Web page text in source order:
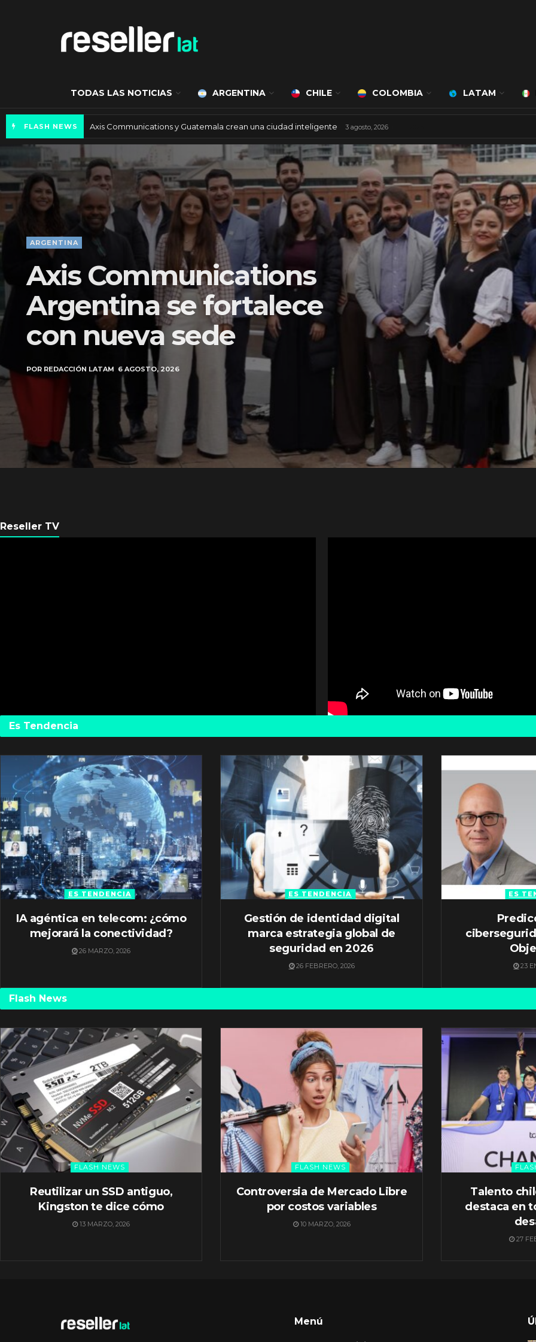
TODAS LAS NOTICIAS ARGENTINA CHILE COLOMBIA LATAM
FLASH NEWS Axis Communications y Guatemala crean una ciudad inteligente 3 agosto, 2026
ARGENTINA
Axis Communications
Argentina se fortalece
con nueva sede
PORREDACCIÓN LATAM 6 AGOSTO, 2026
Reseller TV
Es Tendencia
ES TENDENCIA
IA agéntica en telecom: ¿cómo
mejorará la conectividad?
26 MARZO, 2026
ES TENDENCIA
Gestión de identidad digital
marca estrategia global de
seguridad en 2026
26 FEBRERO, 2026
ES
23
Flash News
FLASH NEWS
Reutilizar un SSD antiguo,
Kingston te dice cómo
13 MARZO, 2026
FLASH NEWS
Controversia de Mercado Libre
por costos variables
10 MARZO, 2026
Talento
destaca en
27
Menú